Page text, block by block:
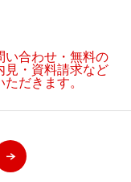
い合わせ・無料の
見・資料請求など
だきます。